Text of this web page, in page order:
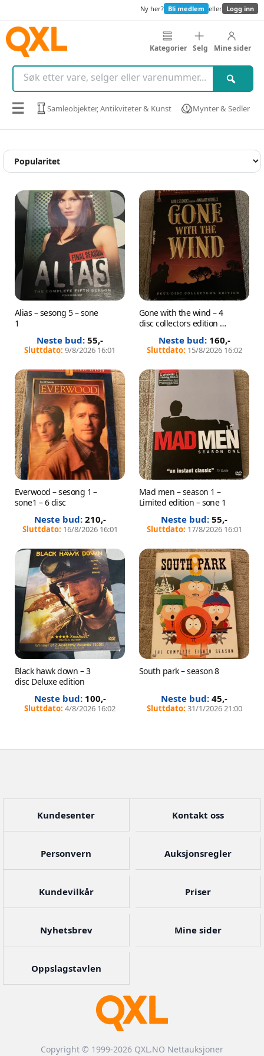
Ny her? Bli medlem eller Logg inn
Kategorier Selg Mine sider
☰ Samleobjekter, Antikviteter & Kunst Mynter & Sedler
Alias – sesong 5 – sone
1
9/8/2026 16:01
55,-
Gone with the wind – 4
disc collectors edition –
15/8/2026 16:02
160,-
Everwood – sesong 1 –
sone1 – 6 disc
16/8/2026 16:01
210,-
Mad men – season 1 –
Limited edition – sone 1
17/8/2026 16:01
55,-
Black hawk down – 3
disc Deluxe edition
4/8/2026 16:02
100,-
South park – season 8
31/1/2026 21:00
45,-
Copyright © 1999-2026 QXL.NO Nettauksjoner
Kundesenter Kontakt oss
Personvern Auksjonsregler
Kundevilkår Priser
Nyhetsbrev Mine sider
Oppslagstavlen